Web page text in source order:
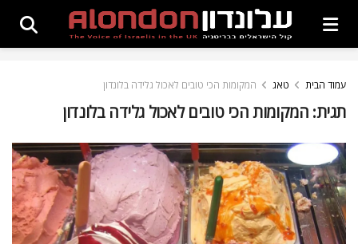
עמוד הבית טאג המקומות הכי טובים לאכול גלידה בלונדון
תגית: המקומות הכי טובים לאכול גלידה בלונדון